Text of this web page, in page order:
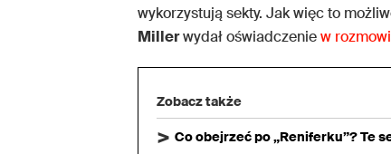
wykorzystują sekty. Jak więc to
Millerwydał oświadczeniew
Zobacz także
Co obejrzeć po „Reniferku”? Te